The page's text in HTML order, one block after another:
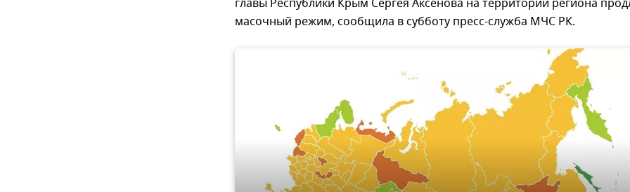
главы Республики Крым Сергея Аксенова на территории региона
масочный режим, сообщила в субботу пресс-служба МЧС РК.